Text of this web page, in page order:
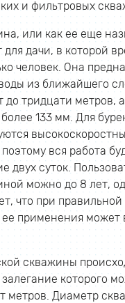
и фильтровых
или как ее еще
для дачи, в которой
человек. Она
из ближайшего
до тридцати метров,
133 мм. Для
вся работа
двух суток.
можно до 8 лет,
что при правильной
применения может
скважины
которого
метров. Диаметр